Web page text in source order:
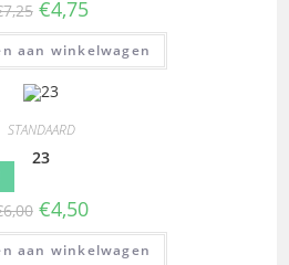
7,25 €4,75
aan winkelwagen
STANDAARD
23
6,00 €4,50
aan winkelwagen